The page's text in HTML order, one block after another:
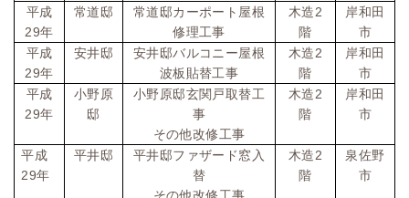
平成
29年
常道邸
常道邸カーポート屋根
修理工事
木造2
階
岸和田
市
平成
29年
安井邸
安井邸バルコニー屋根
波板貼替工事
木造2
階
岸和田
市
平成
29年
小野原
邸
小野原邸玄関戸取替工
事
その他改修工事
木造2
階
岸和田
市
平成
29年
平井邸
平井邸ファザード窓入
替
木造2
階
泉佐野
市